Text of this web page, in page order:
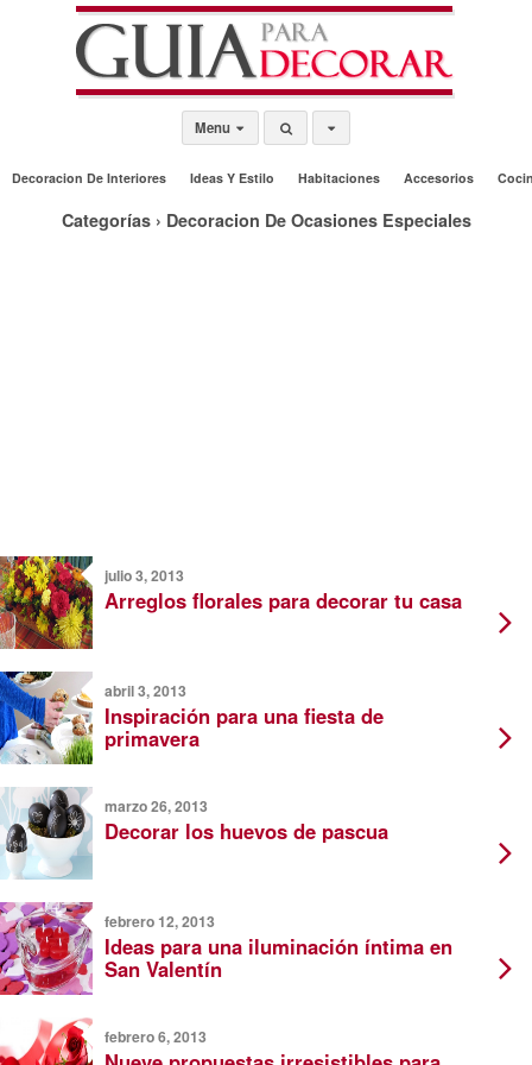
Menu
Decoracion De Interiores Ideas Y Estilo Habitaciones Accesorios
Categorías › Decoracion De Ocasiones Especiales
julio 3, 2013
Arreglos florales para decorar tu casa
abril 3, 2013
Inspiración para una fiesta de
primavera
marzo 26, 2013
Decorar los huevos de pascua
febrero 12, 2013
Ideas para una iluminación íntima en
San Valentín
febrero 6, 2013